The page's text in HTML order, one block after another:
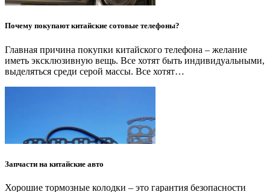
Почему покупают китайские сотовые телефоны?
Главная причина покупки китайского телефона – желание
иметь эксклюзивную вещь. Все хотят быть индивидуальными,
выделяться среди серой массы. Все хотят…
Запчасти на китайские авто
Хорошие тормозные колодки – это гарантия безопасности